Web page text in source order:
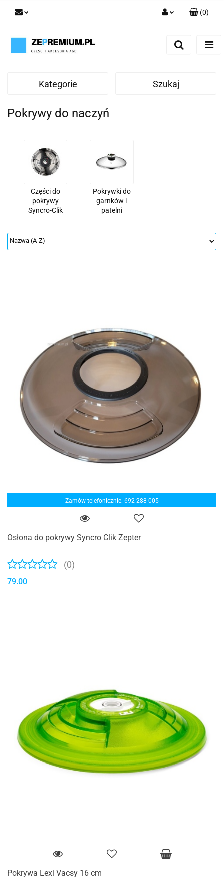
(0)
Kategorie Szukaj
Pokrywy do naczyń
Części do
pokrywy
Syncro-Clik
Pokrywki do
garnków i
patelni
Zamów telefonicznie: 692-288-005
Osłona do pokrywy Syncro Clik Zepter
(0)
79.00
Pokrywa Lexi Vacsy 16 cm